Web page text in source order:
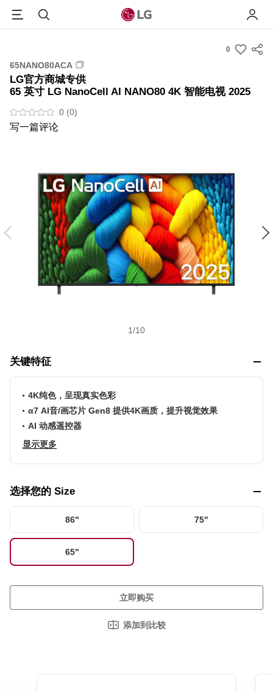
搜索 我的
0
s
m
65NANO80ACA
LG官方商城专供
65 英寸 LG NanoCell AI NANO80 4K 智能电视 2025
0 (0)
写一篇评论
1/10
关键特征
4K纯色，呈现真实色彩
α7 AI音/画芯片 Gen8 提供4K画质，提升视觉效果
AI 动感遥控器
显示更多
选择您的 Size
86" 75"
65"
立即购买
添加到比较